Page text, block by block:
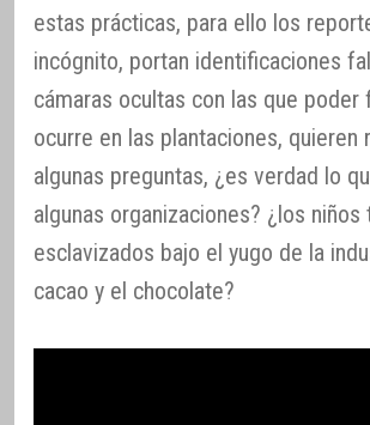
estas prácticas, para ello los
incógnito, portan identificaciones
cámaras ocultas con las que poder
ocurre en las plantaciones, quieren
algunas preguntas, ¿es verdad lo
algunas organizaciones? ¿los niños
esclavizados bajo el yugo de la
cacao y el chocolate?